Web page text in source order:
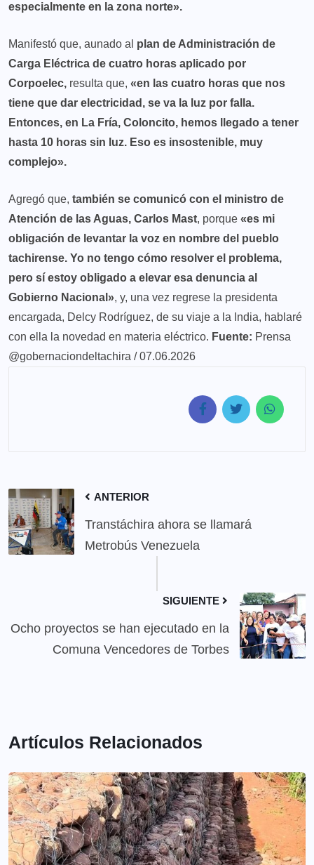
especialmente en la zona norte».
Manifestó que, aunado al plan de Administración de
Carga Eléctrica de cuatro horas aplicado por
Corpoelec, resulta que, «en las cuatro horas que nos
tiene que dar electricidad, se va la luz por falla.
Entonces, en La Fría, Coloncito, hemos llegado a tener
hasta 10 horas sin luz. Eso es insostenible, muy
complejo».
Agregó que, también se comunicó con el ministro de
Atención de las Aguas, Carlos Mast, porque «es mi
obligación de levantar la voz en nombre del pueblo
tachirense. Yo no tengo cómo resolver el problema,
pero sí estoy obligado a elevar esa denuncia al
Gobierno Nacional», y, una vez regrese la presidenta
encargada, Delcy Rodríguez, de su viaje a la India, hablaré
con ella la novedad en materia eléctrico. Fuente: Prensa
@gobernaciondeltachira / 07.06.2026
ANTERIOR
Transtáchira ahora se llamará
Metrobús Venezuela
SIGUIENTE
Ocho proyectos se han ejecutado en la
Comuna Vencedores de Torbes
Artículos Relacionados